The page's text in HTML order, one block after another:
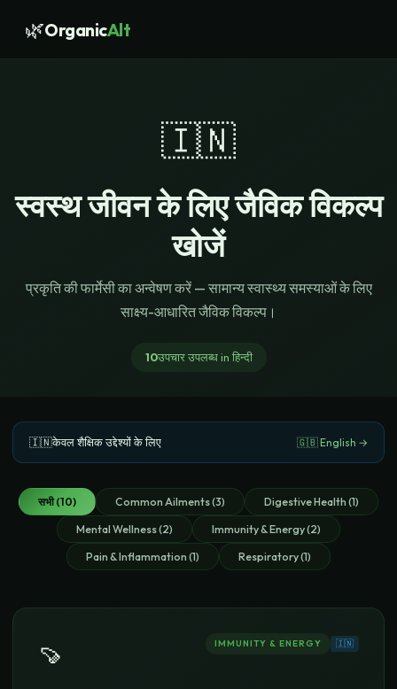
🌿OrganicAlt
🇮🇳
स्वस्थ जीवन के लिए जैविक विकल्प
खोजें
प्रकृति की फार्मेसी का अन्वेषण करें — सामान्य स्वास्थ्य समस्याओं के लिए
साक्ष्य-आधारित जैविक विकल्प।
10उपचार उपलब्धin हिन्दी
🇮🇳केवल शैक्षिक उद्देश्यों के लिए 🇬🇧 English →
सभी(10) Common Ailments(3) Digestive Health (1)
Mental Wellness(2) Immunity & Energy(2)
Pain & Inflammation (1) Respiratory(1)
🍠 IMMUNITY & ENERGY 🇮🇳